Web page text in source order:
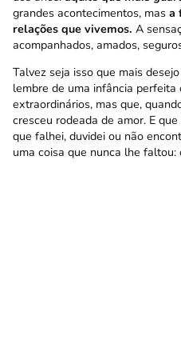
grandes acontecimentos, mas a
relações que vivemos. A
acompanhados, amados,
Talvez seja isso que mais
lembre de uma infância perfeita
extraordinários, mas que,
cresceu rodeada de amor. E
que falhei, duvidei ou não
uma coisa que nunca lhe faltou: